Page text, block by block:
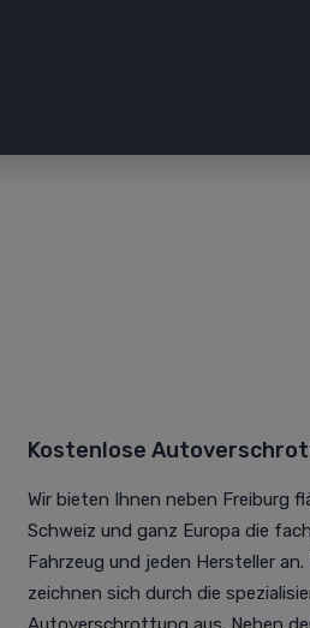
Kostenlose
Wir bieten Ihnen neben Freiburg
Schweiz und ganz Europa die
Fahrzeug und jeden Hersteller
zeichnen sich durch die